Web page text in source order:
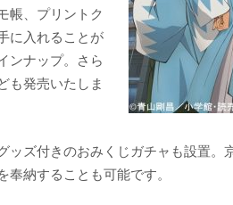
帳、プリントク
に入れることが
ンナップ。さら
も発売いたしま
ッズ付きのおみくじガチャも設置
納することも可能です。